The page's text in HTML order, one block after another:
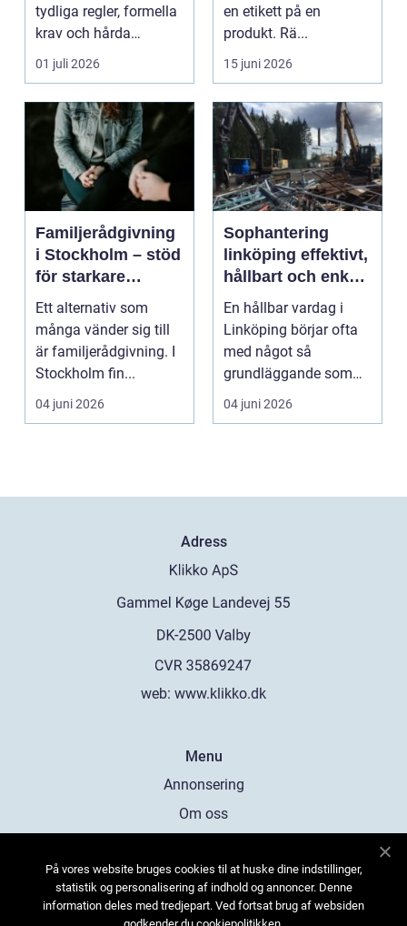
tydliga regler, formella
krav och hårda
tidsfrister. För ...
01 juli 2026
en etikett på en
produkt. Rä...
15 juni 2026
Familjerådgivning
i Stockholm – stöd
för starkare
relationer
Ett alternativ som
många vänder sig till
är familjerådgivning. I
Stockholm fin...
04 juni 2026
Sophantering
linköping effektivt,
hållbart och enkelt
i praktiken
En hållbar vardag i
Linköping börjar ofta
med något så
grundläggande som
hur sopor hanteras.
För mån...
04 juni 2026
Adress
web: www.klikko.dk
Menu
Annonsering
Om oss
Kontakta oss
Sitemap
På vores website bruges cookies til at huske dine indstillinger,
statistik og personalisering af indhold og annoncer. Denne
information deles med tredjepart. Ved fortsat brug af websiden